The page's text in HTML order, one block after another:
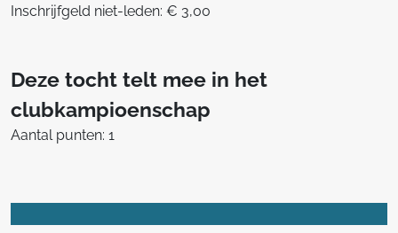
Inschrijfgeld niet-leden: € 3,00
Deze tocht telt mee in het
clubkampioenschap
Aantal punten: 1